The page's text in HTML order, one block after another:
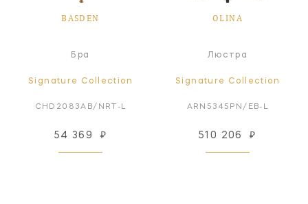
BASDEN
Бра
Signature Collection
CHD2083AB/NRT-L
54 369 ₽
OLINA
Люстра
Signature Collection
ARN5345PN/EB-L
510 206 ₽